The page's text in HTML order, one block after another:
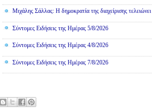
Μιχάλης Σάλλας: Η δημοκρατία της διαχείρισης τελειώνει
Σύντομες Ειδήσεις της Ημέρας 5/8/2026
Σύντομες Ειδήσεις της Ημέρας 4/8/2026
Σύντομες Ειδήσεις της Ημέρας 7/8/2026